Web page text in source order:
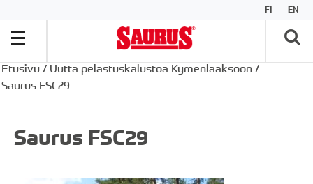
FI EN
Etusivu / Uutta pelastuskalustoa Kymenlaaksoon /
Saurus FSC29
Saurus FSC29